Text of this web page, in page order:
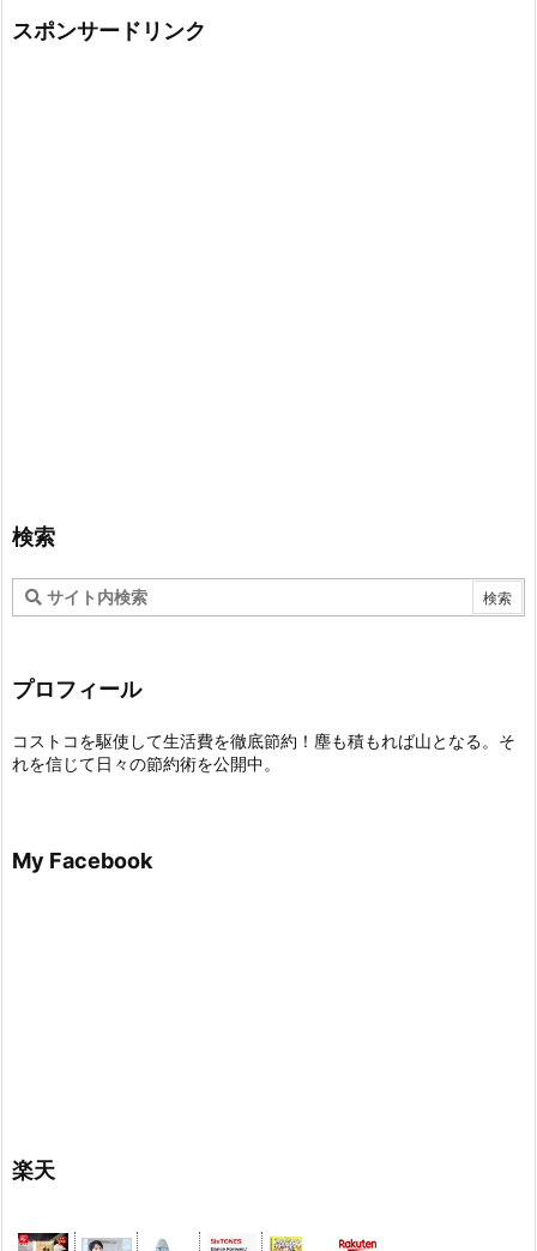
スポンサードリンク
検索
プロフィール
コストコを駆使して生活費を徹底節約！塵も積もれば山となる。そ
れを信じて日々の節約術を公開中。
My Facebook
楽天